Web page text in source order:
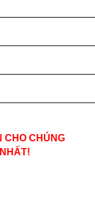
CHO CHÚNG